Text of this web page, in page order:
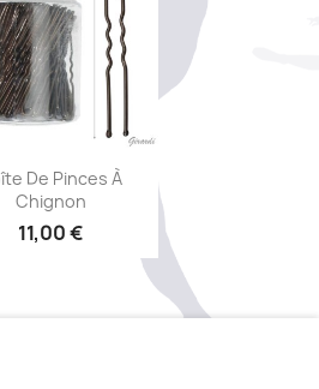
rapide
De Pinces À
Chignon
11,00 €